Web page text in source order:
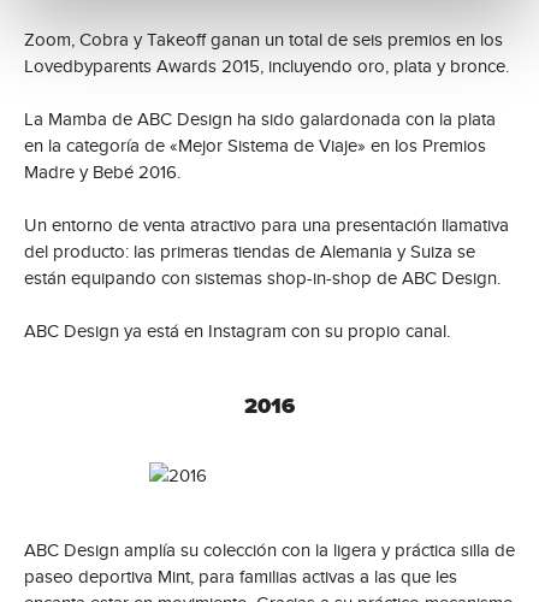
Zoom, Cobra y Takeoff ganan un total de seis premios en los
Lovedbyparents Awards 2015, incluyendo oro, plata y bronce.
La Mamba de ABC Design ha sido galardonada con la plata
en la categoría de «Mejor Sistema de Viaje» en los Premios
Madre y Bebé 2016.
Un entorno de venta atractivo para una presentación llamativa
del producto: las primeras tiendas de Alemania y Suiza se
están equipando con sistemas shop-in-shop de ABC Design.
ABC Design ya está en Instagram con su propio canal.
2016
ABC Design amplía su colección con la ligera y práctica silla de
paseo deportiva Mint, para familias activas a las que les